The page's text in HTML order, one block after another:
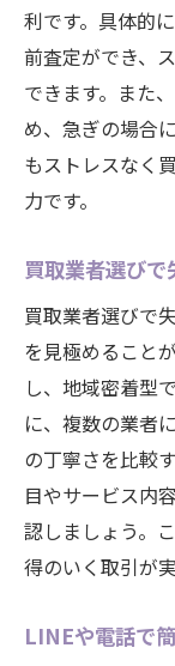
利です。具体的
前査定ができ、
できます。また
め、急ぎの場合
もストレスなく
力です。
買取業者選びで
買取業者選びで
を見極めること
し、地域密着型
に、複数の業者
の丁寧さを比較
目やサービス内
認しましょう。
得のいく取引が
LINEや電話で